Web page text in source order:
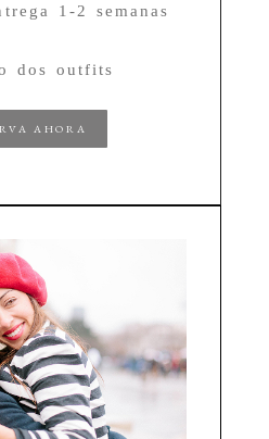
1-2 semanas
dos outfits
AHORA